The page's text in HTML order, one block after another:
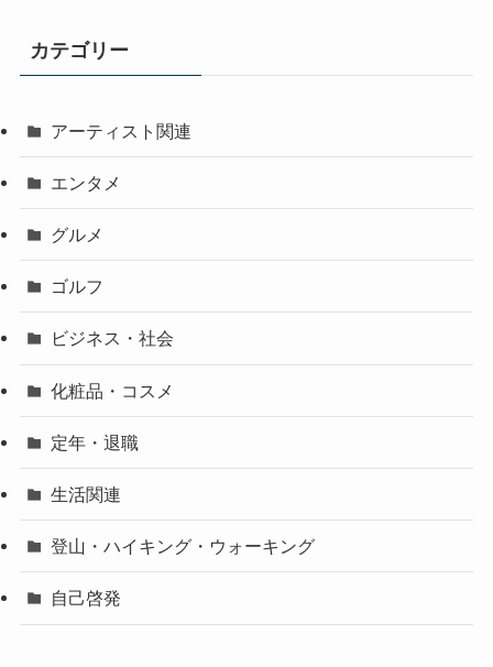
カテゴリー
アーティスト関連
エンタメ
グルメ
ゴルフ
ビジネス・社会
化粧品・コスメ
定年・退職
生活関連
登山・ハイキング・ウォーキング
自己啓発